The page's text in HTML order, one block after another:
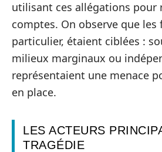
utilisant ces allégations pour
comptes. On observe que les
particulier, étaient ciblées :
milieux marginaux ou
représentaient une menace
en place.
LES ACTEURS
TRAGÉDIE